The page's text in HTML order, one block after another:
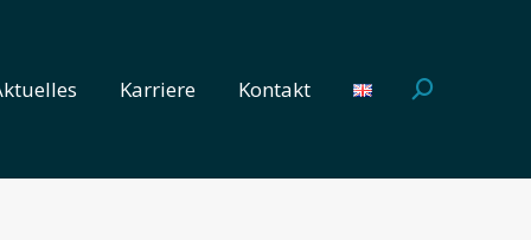
Karriere Kontakt Search: